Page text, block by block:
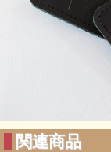
関連商品